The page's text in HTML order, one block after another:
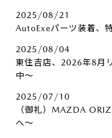
2025/08/21
AutoExeパーツ装着、
2025/08/04
東住吉店、2026年8月
中～
2025/07/10
（御礼）MAZDA
へ～